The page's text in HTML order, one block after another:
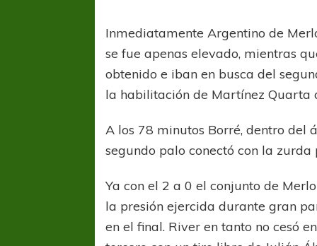
Inmediatamente Argentino de
se fue apenas elevado, mientras
obtenido e iban en busca del
la habilitación de Martínez Quarta
A los 78 minutos Borré, dentro del
segundo palo conectó con la
Ya con el 2 a 0 el conjunto de
la presión ejercida durante gran
en el final. River en tanto no cesó
COPA
Sur